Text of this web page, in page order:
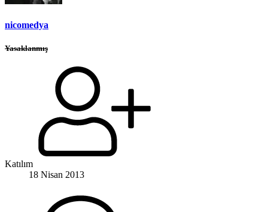
nicomedya
Yasaklanmış
Katılım
18 Nisan 2013